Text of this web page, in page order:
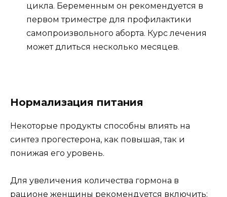
цикла. Беременным он рекомендуется в
первом триместре для профилактики
самопроизвольного аборта. Курс лечения
может длиться несколько месяцев.
Нормализация питания
Некоторые продукты способны влиять на
синтез прогестерона, как повышая, так и
понижая его уровень.
Для увеличения количества гормона в
рационе женщины рекомендуется включить: